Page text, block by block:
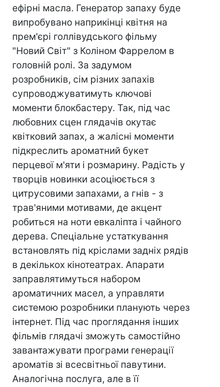
ефірні масла. Генератор запаху буде
випробувано наприкінці квітня на
прем'єрі голлівудського фільму
"Новий Світ" з Коліном Фаррелом в
головній ролі. За задумом
розробників, сім різних запахів
супроводжуватимуть ключові
моменти блокбастеру. Так, під час
любовних сцен глядачів окутає
квітковий запах, а жалісні моменти
підкреслить ароматний букет
перцевої м'яти і розмарину. Радість у
творців новинки асоціюється з
цитрусовими запахами, а гнів - з
трав'яними мотивами, де акцент
робиться на ноти евкаліпта і чайного
дерева. Спеціальне устаткування
встановлять під кріслами задніх рядів
в декількох кінотеатрах. Апарати
заправлятимуться набором
ароматичних масел, а управляти
системою розробники планують через
інтернет. Під час проглядання інших
фільмів глядачі зможуть самостійно
завантажувати програми генерації
ароматів зі всесвітньої павутини.
Аналогічна послуга, але в її